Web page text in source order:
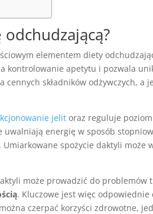
elementem diety
kontrolowanie apetytu i pozwala
cennych składników odżywczych, a
jelit oraz reguluje
uwalniają energię w sposób
spożycie daktyli może
może prowadzić do problemów
. Kluczowe jest więc
czerpać korzyści zdrowotne,